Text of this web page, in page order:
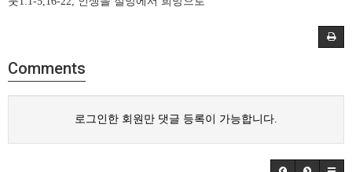
Comments
로그인한 회원만 댓글 등록이 가능합니다.